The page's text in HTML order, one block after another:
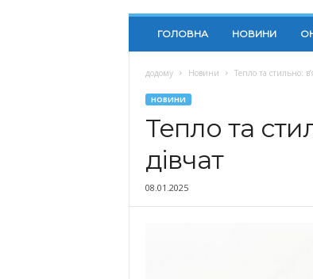
ГОЛОВНА НОВИНИ
додому Новини Тепло та стильно:
НОВИНИ
Тепло та
дівчат
08.01.2025